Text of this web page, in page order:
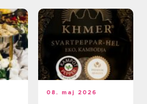
08. maj 2026